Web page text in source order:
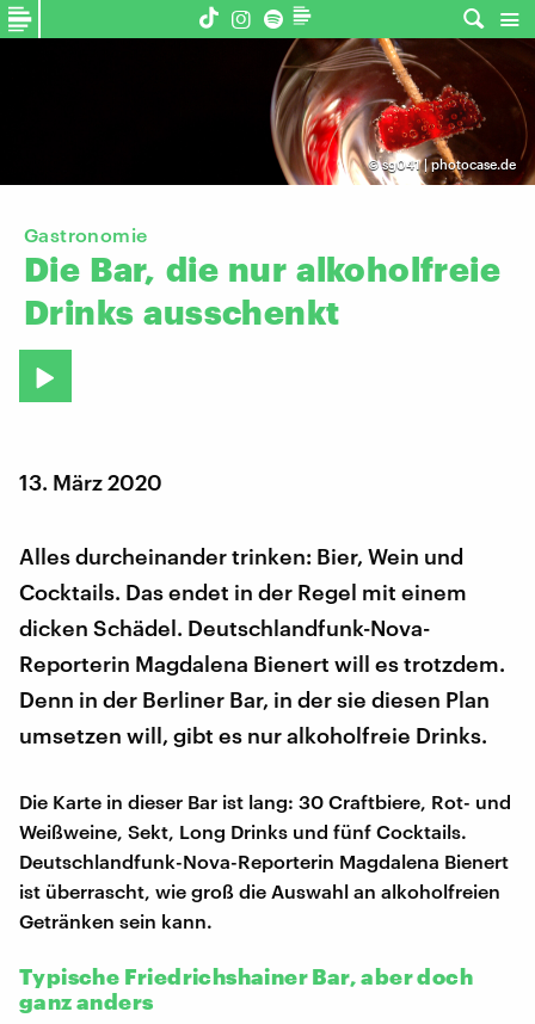
©sg041 | photocase.de
Gastronomie
Die Bar, die nur alkoholfreie
Drinks ausschenkt
13. März 2020
Alles durcheinander trinken: Bier, Wein und
Cocktails. Das endet in der Regel mit einem
dicken Schädel. Deutschlandfunk-Nova-
Reporterin Magdalena Bienert will es trotzdem.
Denn in der Berliner Bar, in der sie diesen Plan
umsetzen will, gibt es nur alkoholfreie Drinks.
Die Karte in dieser Bar ist lang: 30 Craftbiere, Rot- und
Weißweine, Sekt, Long Drinks und fünf Cocktails.
Deutschlandfunk-Nova-Reporterin Magdalena Bienert
ist überrascht, wie groß die Auswahl an alkoholfreien
Getränken sein kann.
Typische Friedrichshainer Bar, aber doch
ganz anders